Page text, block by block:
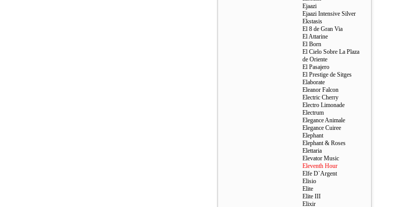
Ejaazi
Ejaazi Intensive Silver
Ekstasis
El 8 de Gran Via
El Attarine
El Born
El Cielo Sobre La Plaza
de Oriente
El Pasajero
El Prestige de Sitges
Elaborate
Eleanor Falcon
Electric Cherry
Electro Limonade
Electrum
Elegance Animale
Elegance Cuiree
Elephant
Elephant & Roses
Elettaria
Elevator Music
Eleventh Hour
Elfe D`Argent
Elisio
Elite
Elite III
Elixir